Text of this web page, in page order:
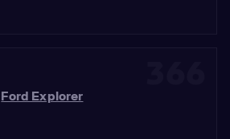
Ford Explorer